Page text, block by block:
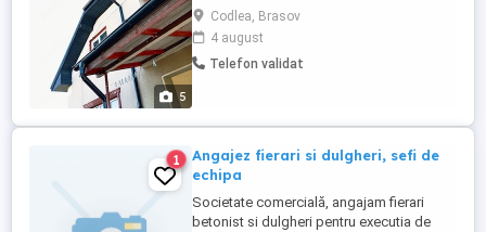
5
de top și soluții personalizate, construim
mai mult decât clădiri construim povești
de succes. Alege unicitatea. Alege
[Vertext.bild]
Codlea, Brasov
4 august
Telefon validat
1
Angajez fierari si dulgheri, sefi de
echipa
Societate comercială, angajam fierari
betonist si dulgheri pentru executia de